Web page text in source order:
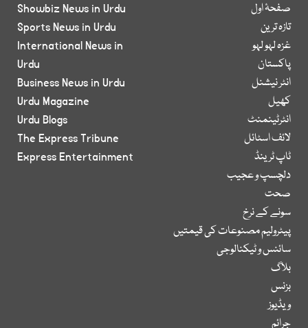
صفحۂ اول
تازہ ترین
غزہ لہو لہو
پاکستان
انٹر نیشنل
کھیل
انٹرٹینمنٹ
لائف اسٹائل
ٹاپ ٹرینڈ
دلچسپ و عجیب
صحت
سونے کے نرخ
پیٹرولیم مصنوعات کی قیمتیں
سائنس و ٹیکنالوجی
بلاگ
بزنس
ویڈیوز
جرائم
Showbiz News in Urdu
Sports News in Urdu
International News in
Urdu
Business News in Urdu
Urdu Magazine
Urdu Blogs
The Express Tribune
Express Entertainment